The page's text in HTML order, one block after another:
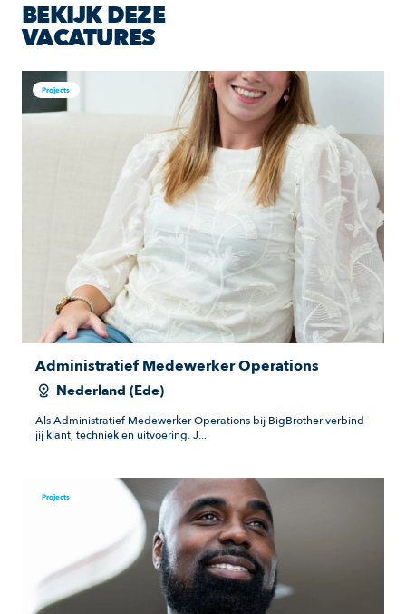
BEKIJK DEZE
VACATURES
Projects
Administratief Medewerker Operations
Nederland (Ede)
Als Administratief Medewerker Operations bij BigBrother verbind
jij klant, techniek en uitvoering. J...
Projects